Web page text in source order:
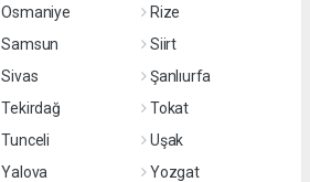
Osmaniye
Rize
Samsun
Siirt
Sivas
Şanlıurfa
Tekirdağ
Tokat
Tunceli
Uşak
Yalova
Yozgat